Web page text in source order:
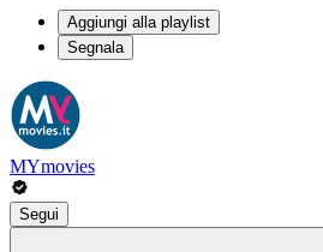
Aggiungi alla playlist
Segnala
MYmovies
Segui